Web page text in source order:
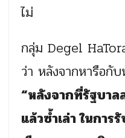
ไม่
กลุ่ม Degel
ว่า หลังจากหารือกั
“หลังจากที่รัฐบา
แล้วซ้ำเล่า ในกา